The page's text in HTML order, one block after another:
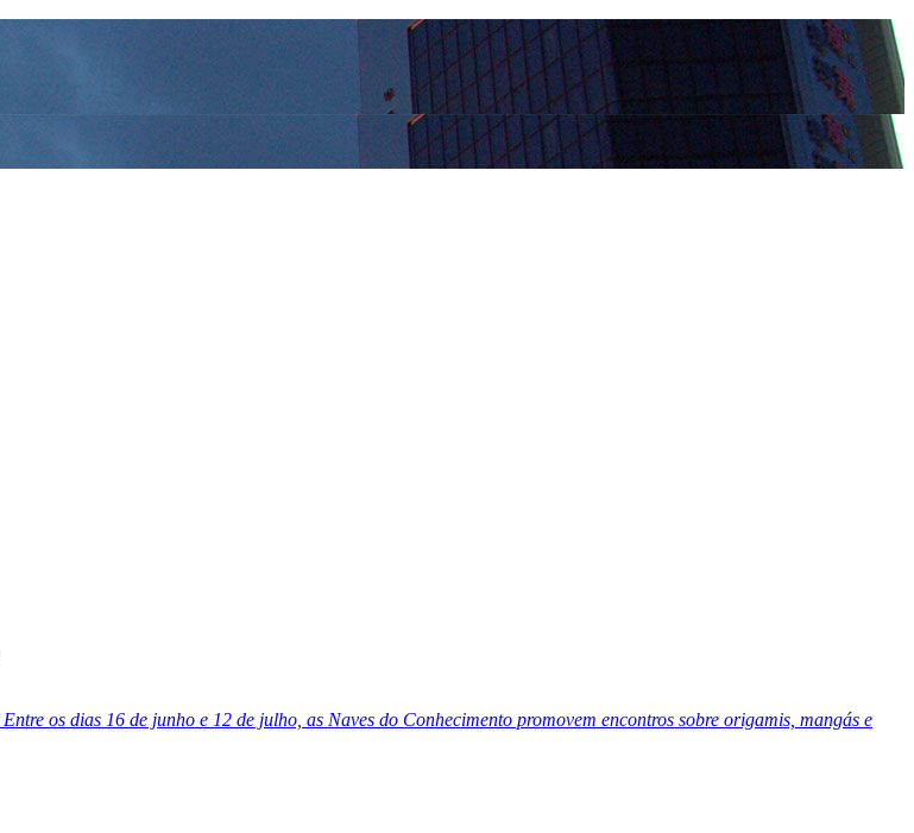
Entre os dias 16 de junho e 12 de julho, as Naves do Conhecimento promovem encontros sobre origamis, mangás e